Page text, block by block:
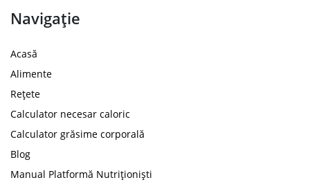
Navigație
Acasă
Alimente
Rețete
Calculator necesar caloric
Calculator grăsime corporală
Blog
Manual Platformă Nutriționiști